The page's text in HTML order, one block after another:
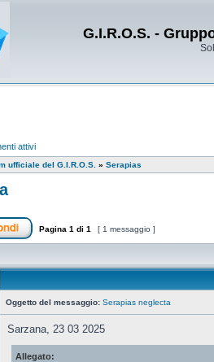
G.I.R.O.S. -
attivi
ufficiale del G.I.R.O.S. » Serapias
Pagina 1 di 1 [ 1 messaggio ]
Oggetto del messaggio: Serapias neglecta
Sarzana, 23 03 2025
Allegato: